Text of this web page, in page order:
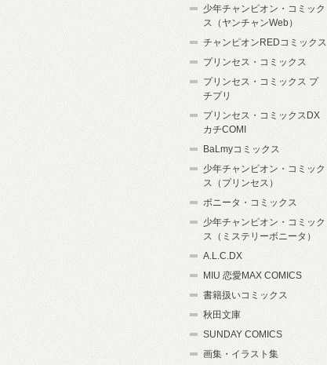
少年チャンピオン・コミック
ス（ヤンチャンWeb）
チャンピオンREDコミックス
プリンセス・コミックス
プリンセス・コミックス プ
チプリ
プリンセス・コミックスDX
カチCOMI
BaLmyコミックス
少年チャンピオン・コミック
ス（プリンセス）
ボニータ・コミックス
少年チャンピオン・コミック
ス（ミステリーボニータ）
A.L.C.DX
MIU 恋愛MAX COMICS
書籍扱いコミックス
秋田文庫
SUNDAY COMICS
画集・イラスト集